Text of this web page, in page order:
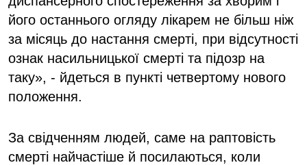
його останнього огляду лікарем не більш ніж
за місяць до настання смерті, при відсутності
ознак насильницької смерті та підозр на
таку», - йдеться в пункті четвертому нового
положення.
За свідченням людей, саме на раптовість
смерті найчастіше й посилаються, коли